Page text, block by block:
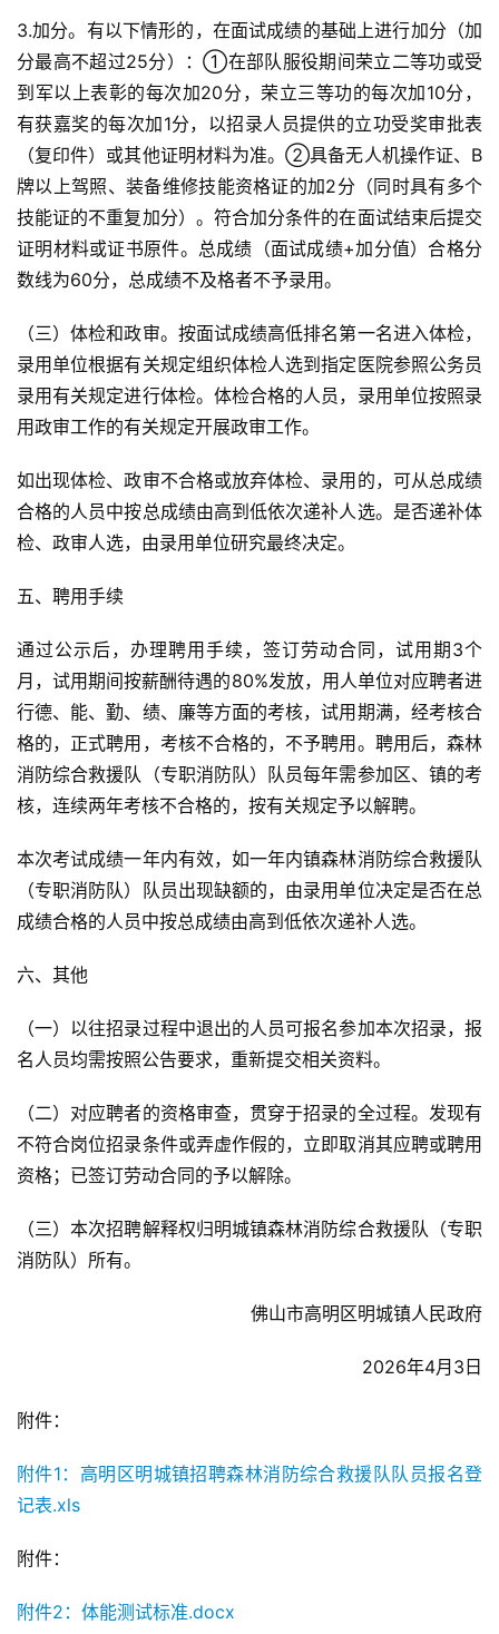
3.加分。有以下情形的，在面试成绩的基础上进行加分（加
分最高不超过25分）：①在部队服役期间荣立二等功或受
到军以上表彰的每次加20分，荣立三等功的每次加10分，
有获嘉奖的每次加1分，以招录人员提供的立功受奖审批表
（复印件）或其他证明材料为准。②具备无人机操作证、B
牌以上驾照、装备维修技能资格证的加2分（同时具有多个
技能证的不重复加分）。符合加分条件的在面试结束后提交
证明材料或证书原件。总成绩（面试成绩+加分值）合格分
数线为60分，总成绩不及格者不予录用。
（三）体检和政审。按面试成绩高低排名第一名进入体检，
录用单位根据有关规定组织体检人选到指定医院参照公务员
录用有关规定进行体检。体检合格的人员，录用单位按照录
用政审工作的有关规定开展政审工作。
如出现体检、政审不合格或放弃体检、录用的，可从总成绩
合格的人员中按总成绩由高到低依次递补人选。是否递补体
检、政审人选，由录用单位研究最终决定。
五、聘用手续
通过公示后，办理聘用手续，签订劳动合同，试用期3个
月，试用期间按薪酬待遇的80%发放，用人单位对应聘者进
行德、能、勤、绩、廉等方面的考核，试用期满，经考核合
格的，正式聘用，考核不合格的，不予聘用。聘用后，森林
消防综合救援队（专职消防队）队员每年需参加区、镇的考
核，连续两年考核不合格的，按有关规定予以解聘。
本次考试成绩一年内有效，如一年内镇森林消防综合救援队
（专职消防队）队员出现缺额的，由录用单位决定是否在总
成绩合格的人员中按总成绩由高到低依次递补人选。
六、其他
（一）以往招录过程中退出的人员可报名参加本次招录，报
名人员均需按照公告要求，重新提交相关资料。
（二）对应聘者的资格审查，贯穿于招录的全过程。发现有
不符合岗位招录条件或弄虚作假的，立即取消其应聘或聘用
资格；已签订劳动合同的予以解除。
（三）本次招聘解释权归明城镇森林消防综合救援队（专职
消防队）所有。
佛山市高明区明城镇人民政府
2026年4月3日
附件：
附件1：高明区明城镇招聘森林消防综合救援队队员报名登
记表.xls
附件：
附件2：体能测试标准.docx